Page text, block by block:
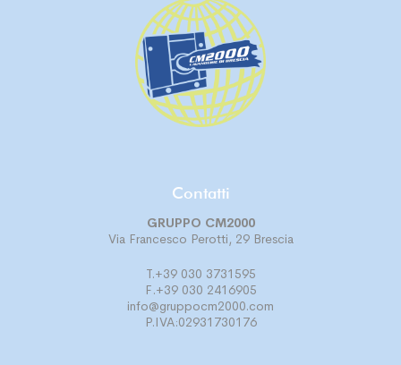
Contatti
GRUPPO CM2000
Via Francesco Perotti, 29 Brescia
T.+39 030 3731595
F.+39 030 2416905
info@gruppocm2000.com
P.IVA:02931730176